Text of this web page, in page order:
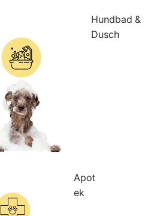
Hundbad &
Dusch
Apot
ek